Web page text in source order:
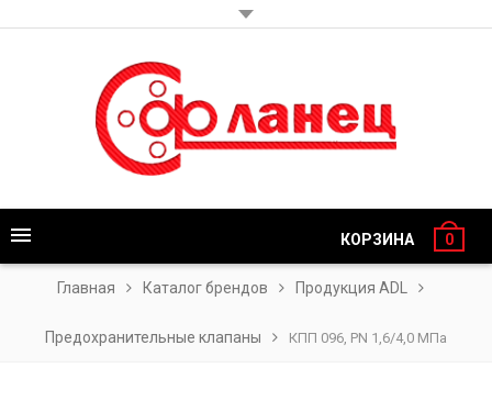
КОРЗИНА 0
Главная Каталог брендов Продукция ADL
Предохранительные клапаны КПП 096, PN 1,6/4,0 МПа